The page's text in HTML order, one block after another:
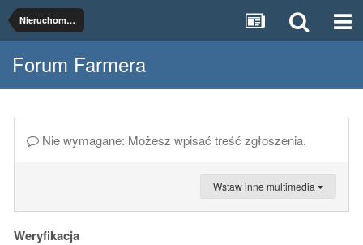
Nieruchomości rolne
Forum Farmera
Nie wymagane: Możesz wpisać treść zgłoszenia.
Wstaw inne multimedia
Weryfikacja